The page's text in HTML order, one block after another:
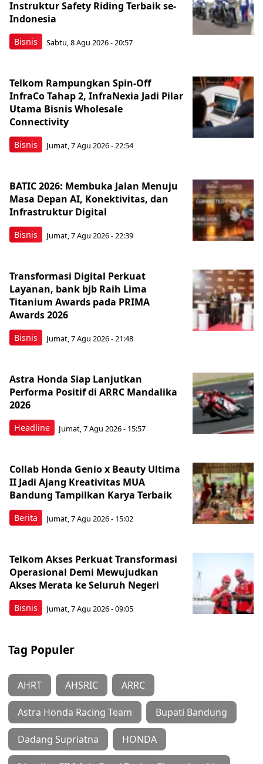
Bisnis
Instruktur Safety Riding Terbaik se-
Indonesia
Sabtu, 8 Agu 2026 - 20:57
Bisnis
Telkom Rampungkan Spin-Off
InfraCo Tahap 2, InfraNexia Jadi Pilar
Utama Bisnis Wholesale
Connectivity
Jumat, 7 Agu 2026 - 22:54
Bisnis
BATIC 2026: Membuka Jalan Menuju
Masa Depan AI, Konektivitas, dan
Infrastruktur Digital
Jumat, 7 Agu 2026 - 22:39
Bisnis
Transformasi Digital Perkuat
Layanan, bank bjb Raih Lima
Titanium Awards pada PRIMA
Awards 2026
Jumat, 7 Agu 2026 - 21:48
Headline
Astra Honda Siap Lanjutkan
Performa Positif di ARRC Mandalika
2026
Jumat, 7 Agu 2026 - 15:57
Berita
Collab Honda Genio x Beauty Ultima
II Jadi Ajang Kreativitas MUA
Bandung Tampilkan Karya Terbaik
Jumat, 7 Agu 2026 - 15:02
Bisnis
Telkom Akses Perkuat Transformasi
Operasional Demi Mewujudkan
Akses Merata ke Seluruh Negeri
Jumat, 7 Agu 2026 - 09:05
Tag Populer
AHRT AHSRIC ARRC
Astra Honda Racing Team Bupati Bandung
Dadang Supriatna HONDA